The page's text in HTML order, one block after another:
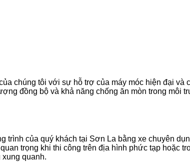
chúng tôi với sự hỗ trợ của máy móc hiện đại và
đồng bộ và khả năng chống ăn mòn trong môi
trình của quý khách tại Sơn La bằng xe chuyên
trọng khi thi công trên địa hình phức tạp hoặc
quanh.